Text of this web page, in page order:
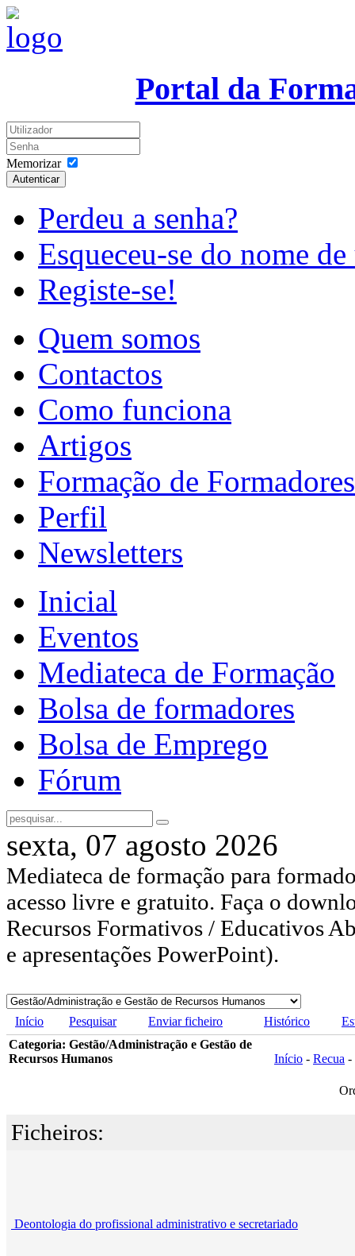
Portal da
Memorizar
Autenticar
Perdeu a senha?
Esqueceu-se do nome
Registe-se!
Quem somos
Contactos
Como funciona
Artigos
Formação de Formadores
Perfil
Newsletters
Inicial
Eventos
Mediateca de Formação
Bolsa de formadores
Bolsa de Emprego
Fórum
sexta, 07 agosto 2026
Mediateca de formação para
acesso livre e gratuito. Faça o
Recursos Formativos / Educativos
e apresentações PowerPoint).
Início Pesquisar Enviar ficheiro Histórico
Categoria: Gestão/Administração e Gestão de
Recursos Humanos
Início - Recua -
Ficheiros:
Deontologia do profissional administrativo e secretariado